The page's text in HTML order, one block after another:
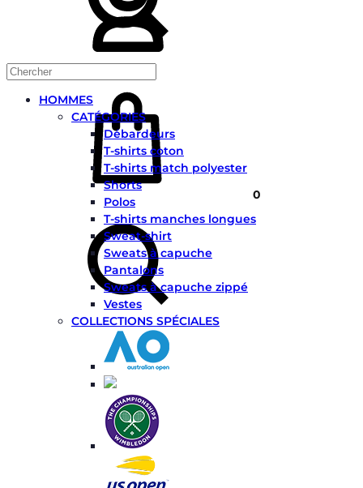
0
HOMMES
CATÉGORIES
Débardeurs
T-shirts coton
T-shirts match polyester
Shorts
Polos
T-shirts manches longues
Sweat-shirt
Sweats à capuche
Pantalons
Sweats à capuche zippé
Vestes
COLLECTIONS SPÉCIALES